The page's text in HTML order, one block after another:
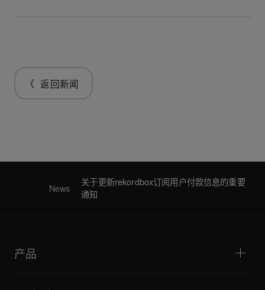
返回新闻
News
关于更新rekordbox订阅用户付款信息的重要
通知
产品